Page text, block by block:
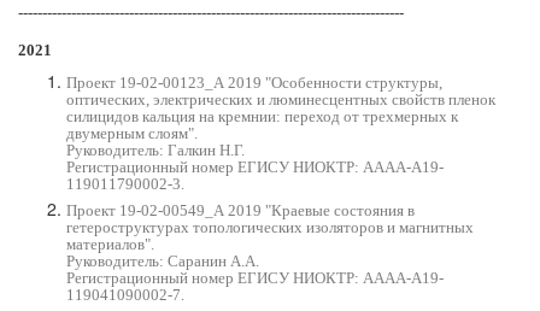
--------------------------------------------------------------------------------
2021
Проект 19-02-00123_А 2019 "Особенности структуры,
оптических, электрических и люминесцентных свойств пленок
силицидов кальция на кремнии: переход от трехмерных к
двумерным слоям".
Руководитель: Галкин Н.Г.
Регистрационный номер ЕГИСУ НИОКТР: АААА-А19-
119011790002-3.
Проект 19-02-00549_А 2019 "Краевые состояния в
гетероструктурах топологических изоляторов и магнитных
материалов".
Руководитель: Саранин А.А.
Регистрационный номер ЕГИСУ НИОКТР: АААА-А19-
119041090002-7.